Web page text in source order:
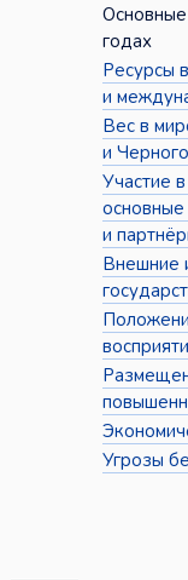
годах
Ресурсы
и
Вес в
и
Участие
основные
и
Внешние
Угрозы